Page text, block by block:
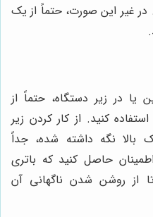
در غیر این صورت، حتماً از یک
یا در زیر دستگاه، حتماً از
کنید. از کار کردن زیر
نگه داشته شده، جداً
حاصل کنید که باتری
از روشن شدن ناگهانی آن